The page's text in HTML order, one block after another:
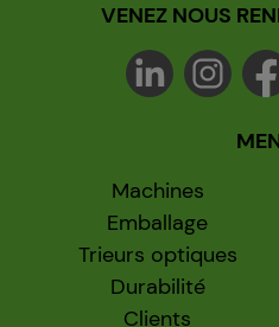
VENEZ NOUS
Machines
Emballage
Trieurs optiques
Durabilité
Clients